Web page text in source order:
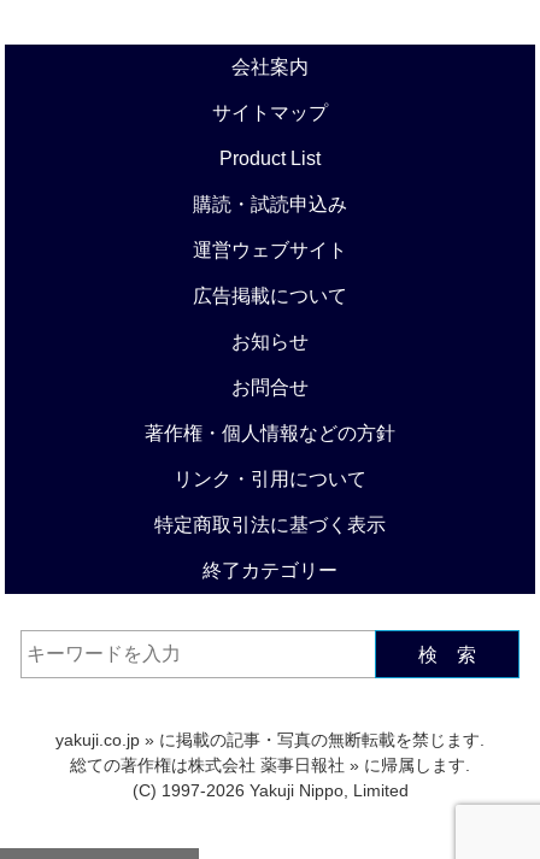
会社案内
サイトマップ
Product List
購読・試読申込み
運営ウェブサイト
広告掲載について
お知らせ
お問合せ
著作権・個人情報などの方針
リンク・引用について
特定商取引法に基づく表示
終了カテゴリー
検 索
yakuji.co.jp » に掲載の記事・写真の無断転載を禁じます.
総ての著作権は株式会社 薬事日報社 » に帰属します.
(C) 1997-2026 Yakuji Nippo, Limited